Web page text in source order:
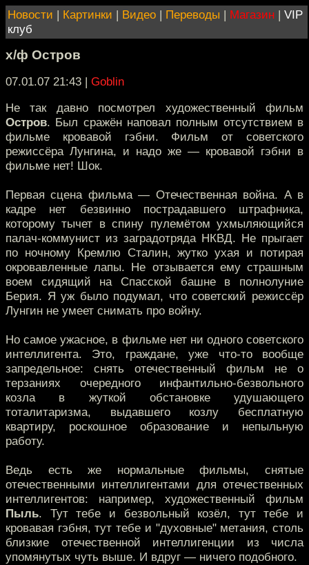
Новости | Картинки | Видео | Переводы | Магазин | VIP
клуб
х/ф Остров
07.01.07 21:43 | Goblin
Не так давно посмотрел художественный фильм
Остров. Был сражён наповал полным отсутствием в
фильме кровавой гэбни. Фильм от советского
режиссёра Лунгина, и надо же — кровавой гэбни в
фильме нет! Шок.
Первая сцена фильма — Отечественная война. А в
кадре нет безвинно пострадавшего штрафника,
которому тычет в спину пулемётом ухмыляющийся
палач-коммунист из заградотряда НКВД. Не прыгает
по ночному Кремлю Сталин, жутко ухая и потирая
окровавленные лапы. Не отзывается ему страшным
воем сидящий на Спасской башне в полнолуние
Берия. Я уж было подумал, что советский режиссёр
Лунгин не умеет снимать про войну.
Но самое ужасное, в фильме нет ни одного советского
интеллигента. Это, граждане, уже что-то вообще
запредельное: снять отечественный фильм не о
терзаниях очередного инфантильно-безвольного
козла в жуткой обстановке удушающего
тоталитаризма, выдавшего козлу бесплатную
квартиру, роскошное образование и непыльную
работу.
Ведь есть же нормальные фильмы, снятые
отечественными интеллигентами для отечественных
интеллигентов: например, художественный фильм
Пыль. Тут тебе и безвольный козёл, тут тебе и
кровавая гэбня, тут тебе и "духовные" метания, столь
близкие отечественной интеллигенции из числа
упомянутых чуть выше. И вдруг — ничего подобного.